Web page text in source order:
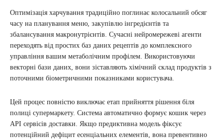
Оптимізація харчування традиційно поглинає колосальний обсяг
часу на планування меню, закупівлю інгредієнтів та
збалансування макронутрієнтів. Сучасні нейромережеві агенти
переходять від простих баз даних рецептів до комплексного
управління вашим метаболічним профілем. Використовуючи
векторні бази даних, вони зіставляють хімічний склад продуктів з
поточними біометричними показниками користувача.
Цей процес повністю виключає етап прийняття рішення біля
полиці супермаркету. Система автоматично формує кошик через
API сервісів доставки. Якщо предиктивна модель фіксує
потенційний дефіцит есенціальних елементів, вона превентивно